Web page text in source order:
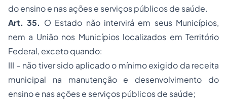
do ensino e nas ações e serviços públicosde saúde.
Art. 35. O Estado não intervirá em seus Municípios,
nem a União nos Municípios localizados em Território
Federal, exceto quando:
III – não tiver sido aplicado o mínimo exigido da receita
municipal na manutenção e desenvolvimento do
ensino e nas ações e serviços públicos de saúde;